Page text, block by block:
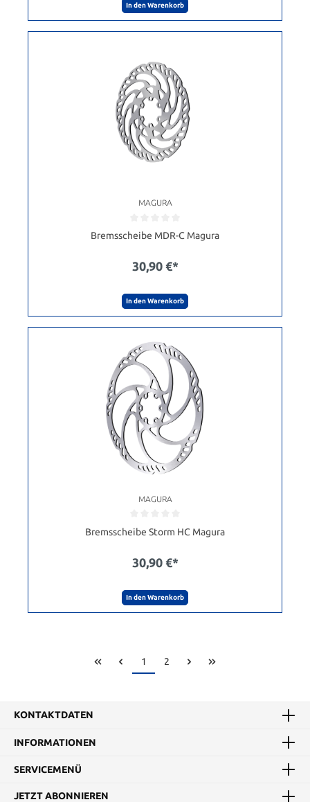
In den Warenkorb
MAGURA
Bremsscheibe MDR-C Magura
30,90 €*
In den Warenkorb
MAGURA
Bremsscheibe Storm HC Magura
30,90 €*
In den Warenkorb
1 2
KONTAKTDATEN
INFORMATIONEN
SERVICEMENÜ
JETZT ABONNIEREN